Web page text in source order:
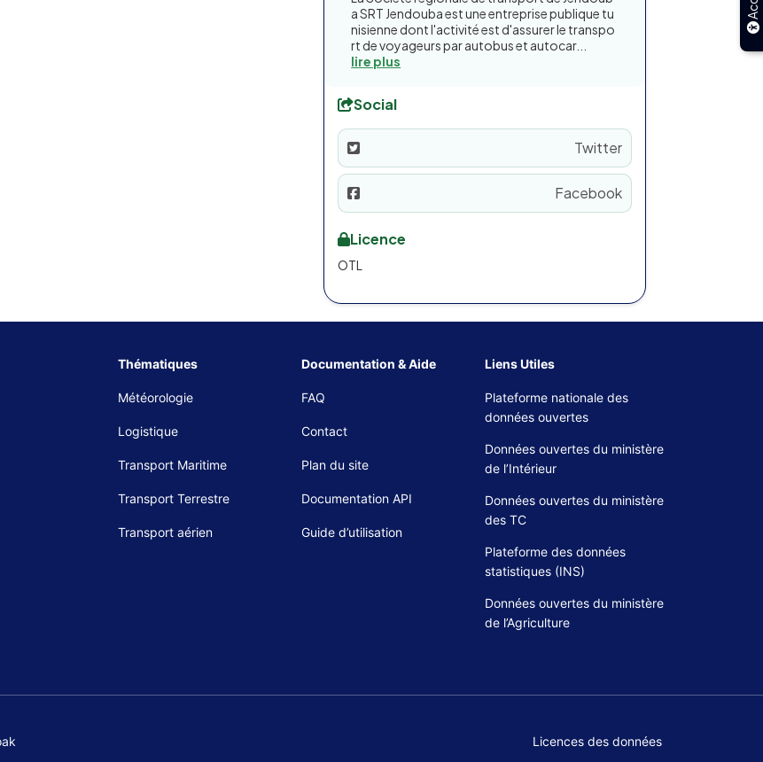
a SRT Jendouba est une entreprise publique tu
nisienne dont l'activité est d'assurer le transpo
rt de voyageurs par autobus et autocar...
lire plus
Social
Twitter
Facebook
Licence
OTL
Thématiques
Météorologie
Logistique
Transport Maritime
Transport Terrestre
Transport aérien
Documentation & Aide
FAQ
Contact
Plan du site
Documentation API
Guide d’utilisation
Liens Utiles
Plateforme nationale des
données ouvertes
Données ouvertes du ministère
de l’Intérieur
Données ouvertes du ministère
des TC
Plateforme des données
statistiques (INS)
Données ouvertes du ministère
de l’Agriculture
Licences des données